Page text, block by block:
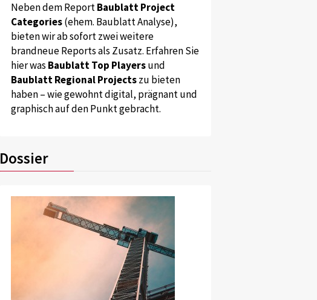
Neben dem ReportBaublatt Project
Categories(ehem. Baublatt Analyse),
bieten wir ab sofort zwei weitere
brandneue Reports als Zusatz. Erfahren Sie
hier was Baublatt Top Playersund
Baublatt Regional Projectszu bieten
haben – wie gewohnt digital, prägnant und
graphisch auf den Punkt gebracht.
Dossier